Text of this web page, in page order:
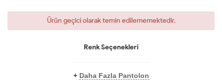
Ürün geçici olarak temin edilememektedir.
Renk Seçenekleri
+ Daha Fazla Pantolon